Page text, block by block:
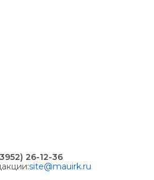
26-12-36
site@mauirk.ru